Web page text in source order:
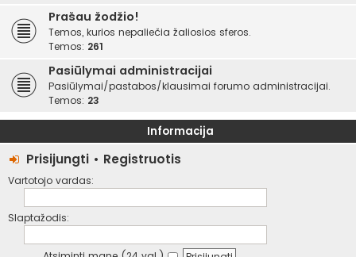
Prašau žodžio!
Temos, kurios nepaliečia žaliosios sferos.
Temos: 261
Pasiūlymai administracijai
Pasiūlymai/pastabos/klausimai forumo administracijai.
Temos: 23
Informacija
Prisijungti • Registruotis
Vartotojo vardas:
Slaptažodis: